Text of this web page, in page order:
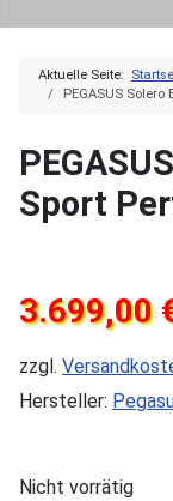
Aktuelle Seite:
PEGASUS Solero
Sport
3.699,00
zzgl.
Hersteller:
Nicht vorrätig